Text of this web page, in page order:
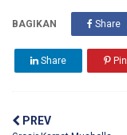
BAGIKAN Share
Share Pin
PREV